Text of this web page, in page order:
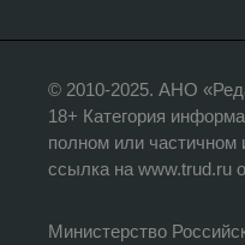
© 2010-2025. АНО
18+ Категория
полном или частичном
ссылка на www.trud.ru
Министерство